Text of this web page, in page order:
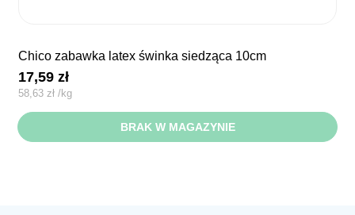
chico zabawka latex świnka siedząca 10cm
17,59zł
58,63zł /kg
BRAK W MAGAZYNIE